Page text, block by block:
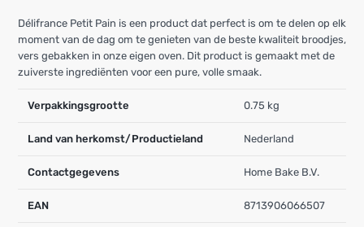
Délifrance Petit Pain is een product dat perfect is om te delen op elk
moment van de dag om te genieten van de beste kwaliteit broodjes,
vers gebakken in onze eigen oven. Dit product is gemaakt met de
zuiverste ingrediënten voor een pure, volle smaak.
Verpakkingsgrootte 0.75 kg
Land van herkomst/Productieland Nederland
Contactgegevens Home Bake B.V.
EAN 8713906066507